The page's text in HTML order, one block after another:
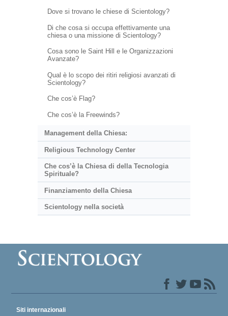
Dove si trovano le chiese di Scientology?
Di che cosa si occupa effettivamente una
chiesa o una missione di Scientology?
Cosa sono le Saint Hill e le Organizzazioni
Avanzate?
Qual è lo scopo dei ritiri religiosi avanzati di
Scientology?
Che cos’è Flag?
Che cos’è la Freewinds?
Management della Chiesa:
Religious Technology Center
Che cos’è la Chiesa di della Tecnologia
Spirituale?
Finanziamento della Chiesa
Scientology nella società
Siti internazionali